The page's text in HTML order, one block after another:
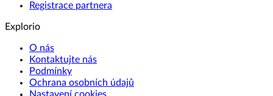
Registrace partnera
Explorio
O nás
Kontaktujte nás
Podmínky
Ochrana osobních údajů